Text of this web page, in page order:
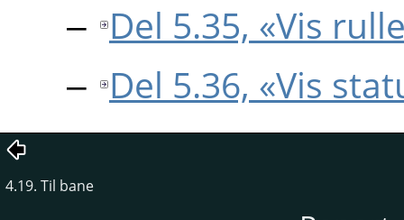
Del 5.35, «Vis
Del 5.36, «Vis
4.19. Til bane